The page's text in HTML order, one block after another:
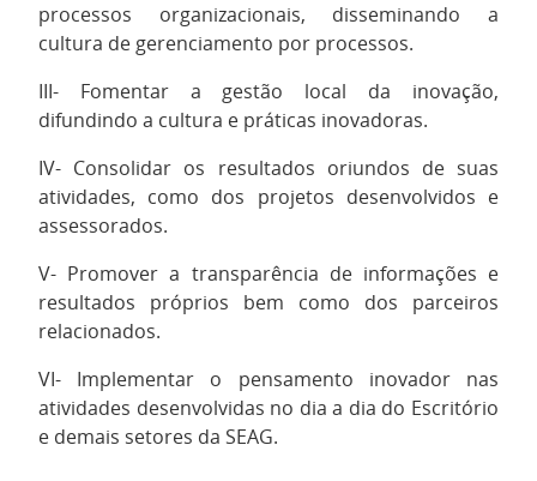
processos organizacionais, disseminando a
cultura de gerenciamento por processos.
III- Fomentar a gestão local da inovação,
difundindo a cultura e práticas inovadoras.
IV- Consolidar os resultados oriundos de suas
atividades, como dos projetos desenvolvidos e
assessorados.
V- Promover a transparência de informações e
resultados próprios bem como dos parceiros
relacionados.
VI- Implementar o pensamento inovador nas
atividades desenvolvidas no dia a dia do Escritório
e demais setores da SEAG.